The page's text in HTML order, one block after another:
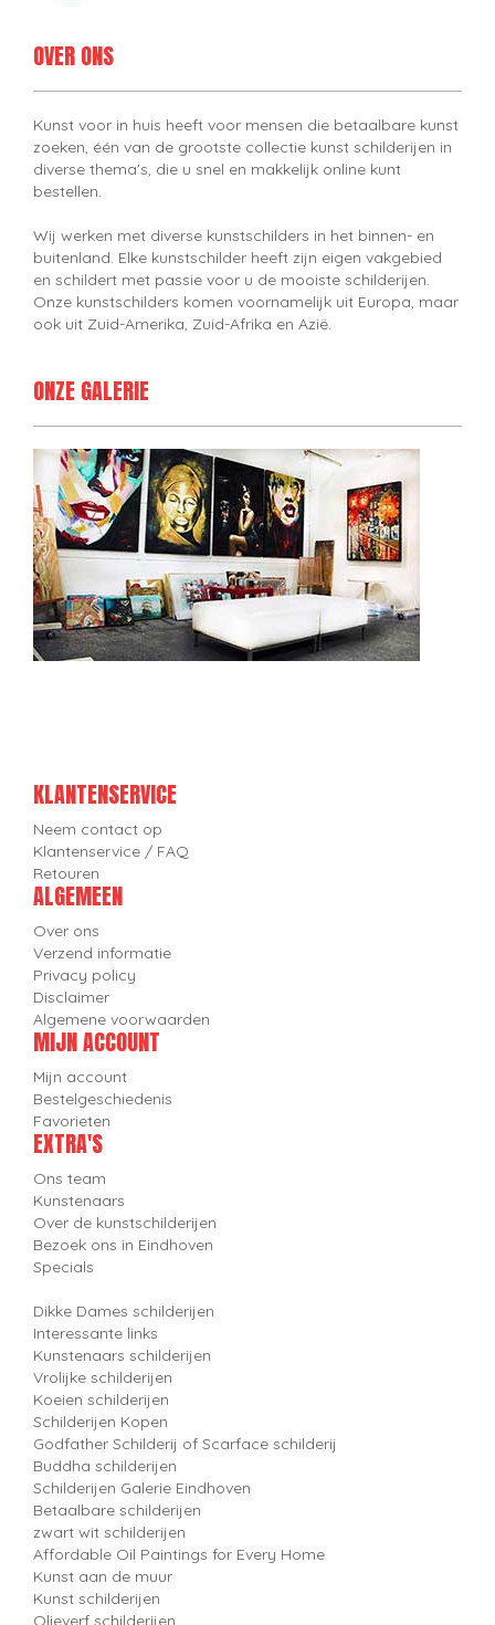
OVER ONS
Kunst voor in huis heeft voor mensen die betaalbare kunst
zoeken, één van de grootste collectie kunst schilderijen in
diverse thema's, die u snel en makkelijk online kunt
bestellen.
Wij werken met diverse kunstschilders in het binnen- en
buitenland. Elke kunstschilder heeft zijn eigen vakgebied
en schildert met passie voor u de mooiste schilderijen.
Onze kunstschilders komen voornamelijk uit Europa, maar
ook uit Zuid-Amerika, Zuid-Afrika en Azië.
ONZE GALERIE
KLANTENSERVICE
Neem contact op
Klantenservice / FAQ
Retouren
ALGEMEEN
Over ons
Verzend informatie
Privacy policy
Disclaimer
Algemene voorwaarden
MIJN ACCOUNT
Mijn account
Bestelgeschiedenis
Favorieten
EXTRA'S
Ons team
Kunstenaars
Over de kunstschilderijen
Bezoek ons in Eindhoven
Specials
Dikke Dames schilderijen
Interessante links
Kunstenaars schilderijen
Vrolijke schilderijen
Koeien schilderijen
Schilderijen Kopen
Godfather Schilderij of Scarface schilderij
Buddha schilderijen
Schilderijen Galerie Eindhoven
Betaalbare schilderijen
zwart wit schilderijen
Affordable Oil Paintings for Every Home
Kunst aan de muur
Kunst schilderijen
Olieverf schilderijen